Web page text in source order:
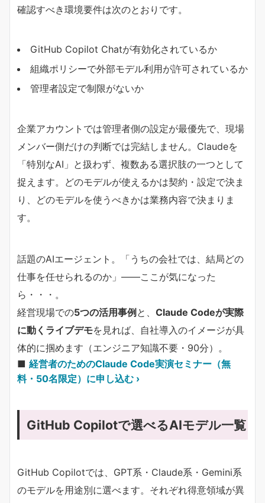
確認すべき環境要件は次のとおりです。
GitHub Copilot Chatが有効化されているか
組織ポリシーで外部モデル利用が許可されているか
管理者設定で制限がないか
企業アカウントでは管理者側の設定が最優先で、現場
メンバー側だけの判断では完結しません。Claudeを
「特別なAI」と扱わず、複数ある選択肢の一つとして
捉えます。どのモデルが使えるかは契約・設定で決ま
り、どのモデルを使うべきかは業務内容で決まりま
す。
話題のAIエージェント。「うちの会社では、結局どの
仕事を任せられるのか」——ここが気になった
ら・・・。
経営現場での5つの活用事例と、 Claude Codeが実際
に動くライブデモを見れば、自社導入のイメージが具
体的に掴めます（エンジニア知識不要・90分）。
■ 経営者のためのClaude Code実演セミナー（無
料・50名限定）に申し込む ›
GitHub Copilotで選べるAIモデル一覧
GitHub Copilotでは、GPT系・Claude系・Gemini系
のモデルを用途別に選べます。それぞれ得意領域が異